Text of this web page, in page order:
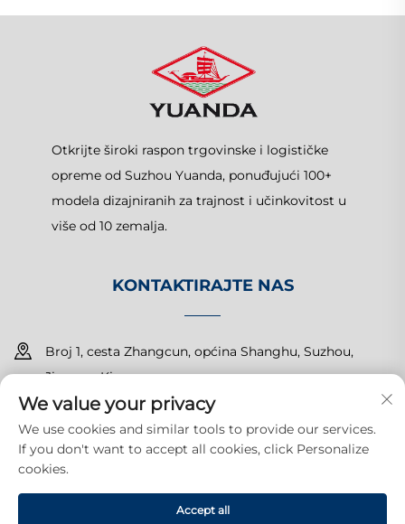
Otkrijte široki raspon trgovinske i logističke
opreme od Suzhou Yuanda, ponuđujući 100+
modela dizajniranih za trajnost i učinkovitost u
više od 10 zemalja.
KONTAKTIRAJTE NAS
Broj 1, cesta Zhangcun, općina Shanghu, Suzhou,
Jiangsu, Kina
+86-15150179453
[email protected]
Autorska prava © 2025 Suzhou Yuanda Commercial Products
We value your privacy
We use cookies and similar tools to provide our services.
If you don't want to accept all cookies, click Personalize
cookies.
Accept all